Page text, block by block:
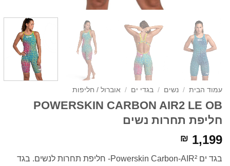
עמוד הבית / נשים / בגדי ים / אוברול / חליפות
POWERSKIN CARBON AIR2 LE OB
חליפת תחרות נשים
₪ 1,199
בגד ים Powerskin Carbon-AIR²- חליפת תחרות לנשים. בגד